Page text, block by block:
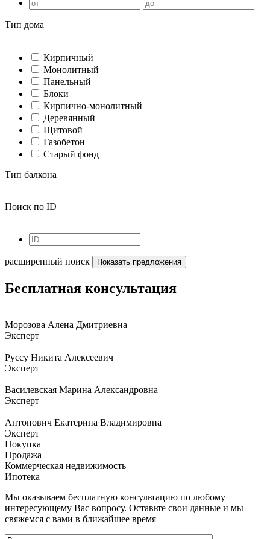
Тип дома
Кирпичный
Монолитный
Панельный
Блоки
Кирпично-монолитный
Деревянный
Щитовой
Газобетон
Старый фонд
Тип балкона
Поиск по ID
расширенный поиск
Бесплатная консультация
Морозова Алена Дмитриевна
Эксперт
Руссу Никита Алексеевич
Эксперт
Василевская Марина Александровна
Эксперт
Антонович Екатерина Владимировна
Эксперт
Покупка
Продажа
Коммерческая недвижимость
Ипотека
Мы оказываем бесплатную консультацию по любому
интересующему Вас вопросу. Оставьте свои данные и мы
свяжемся с вами в ближайшее время